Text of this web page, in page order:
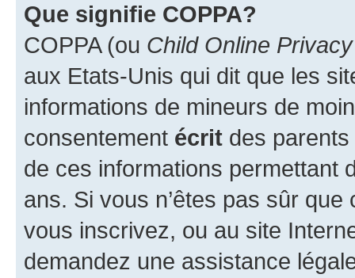
Que signifie COPPA?
COPPA (ou Child Online
aux Etats-Unis qui dit que les
informations de mineurs de
consentement écrit des parents
de ces informations permettant
ans. Si vous n’êtes pas sûr
vous inscrivez, ou au site
demandez une assistance